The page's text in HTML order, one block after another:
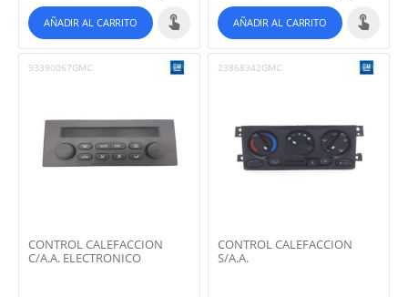
AÑADIR AL CARRITO AÑADIR AL CARRITO
93390067GMC
CONTROL CALEFACCION
C/A.A. ELECTRONICO
23868342GMC
CONTROL CALEFACCION
S/A.A.